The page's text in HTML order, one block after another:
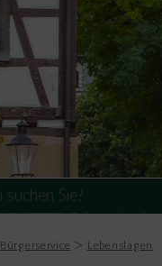
Bürgerservice Lebenslagen